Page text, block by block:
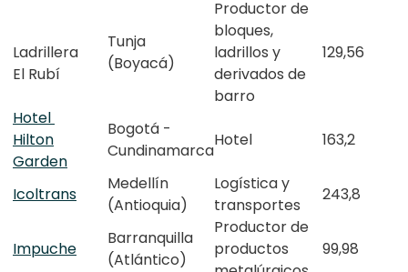
Ladrillera
El Rubí
Tunja
(Boyacá)
Productor de
bloques,
ladrillos y
derivados de
barro
129,56
Hotel
Hilton
Garden
Bogotá -
Cundinamarca
Hotel 163,2
Icoltrans
Medellín
(Antioquia)
Logística y
transportes
243,8
Impuche
Barranquilla
(Atlántico)
Productor de
productos
99,98